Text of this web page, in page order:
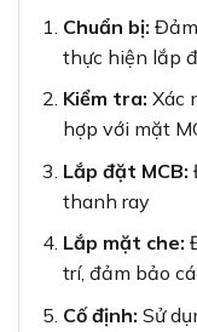
Chuẩn bị:
thực hiện lắp
Kiểm tra: Xác
hợp với mặt
Lắp đặt MCB:
thanh ray
Lắp mặt che:
trí, đảm bảo
Cố định: Sử